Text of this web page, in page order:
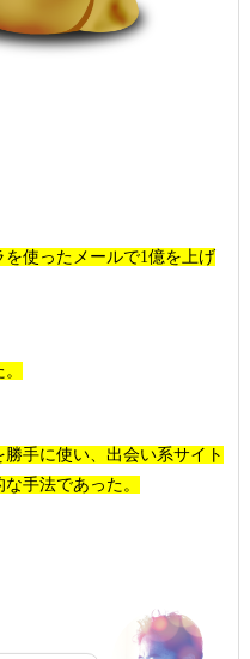
使ったメールで1億を上げ
手に使い、出会い系サイト
手法であった。